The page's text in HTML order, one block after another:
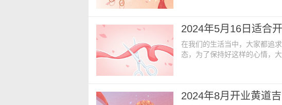
东【吉神】：明堂 月恩 民日
2024年5月16日适合
在我们的生活当中，大家都追
态，为了保持好这样的心情，
【喜神】：西北【阳贵人】：
2024年8月开业黄道